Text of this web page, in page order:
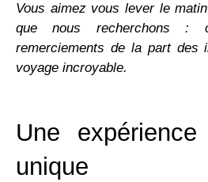
Vous aimez vous lever le
que nous recherchons :
remerciements de la part des
voyage incroyable.
Une
unique